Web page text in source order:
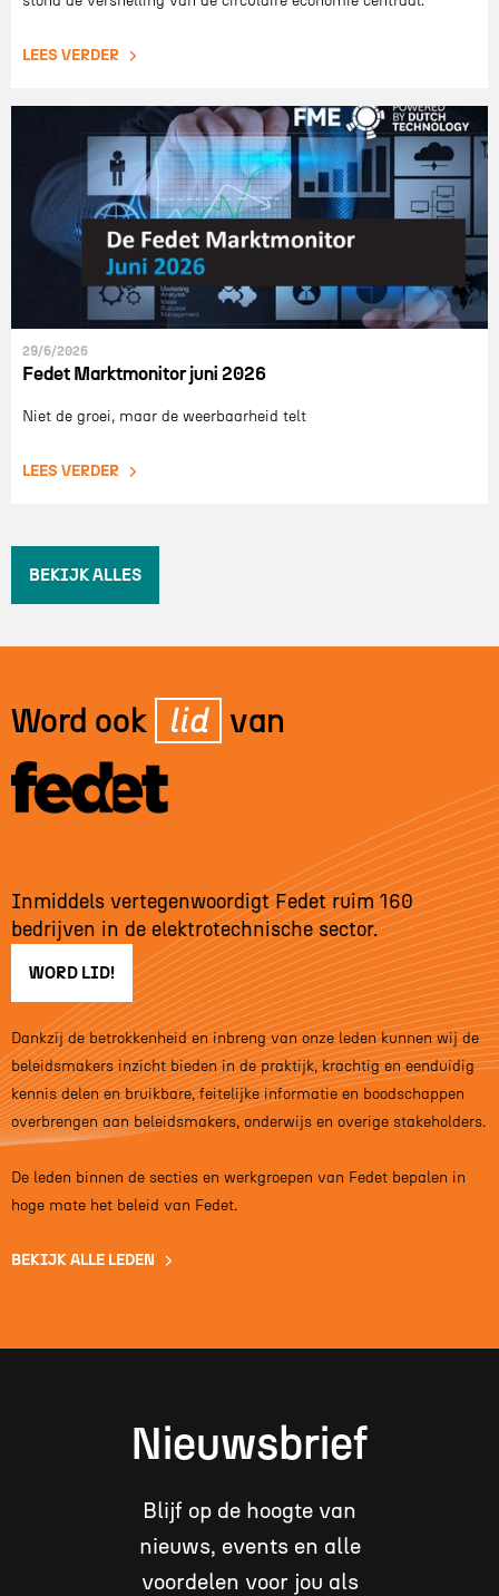
LEES VERDER
29/6/2026
Fedet Marktmonitor juni 2026
Niet de groei, maar de weerbaarheid telt
LEES VERDER
BEKIJK ALLES
Word ook lid van
Inmiddels vertegenwoordigt Fedet ruim 160
bedrijven in de elektrotechnische sector.
WORD LID!
Dankzij de betrokkenheid en inbreng van onze leden kunnen wij de
beleidsmakers inzicht bieden in de praktijk, krachtig en eenduidig
kennis delen en bruikbare, feitelijke informatie en boodschappen
overbrengen aan beleidsmakers, onderwijs en overige stakeholders.
De leden binnen de secties en werkgroepen van Fedet bepalen in
hoge mate het beleid van Fedet.
BEKIJK ALLE LEDEN
Nieuwsbrief
Blijf op de hoogte van
nieuws, events en alle
voordelen voor jou als